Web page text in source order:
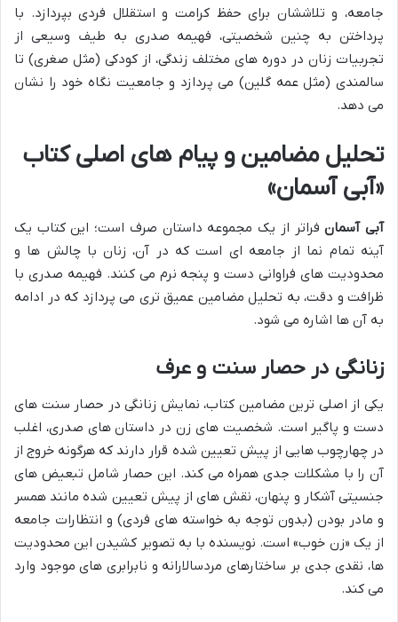
جامعه، و تلاششان برای حفظ کرامت و استقلال فردی بپردازد. با
پرداختن به چنین شخصیتی، فهیمه صدری به طیف وسیعی از
تجربیات زنان در دوره های مختلف زندگی، از کودکی (مثل صغری) تا
سالمندی (مثل عمه گلین) می پردازد و جامعیت نگاه خود را نشان
می دهد.
تحلیل مضامین و پیام های اصلی کتاب
«آبی آسمان»
آبی آسمانفراتر از یک مجموعه داستان صرف است؛ این کتاب یک
آینه تمام نما از جامعه ای است که در آن، زنان با چالش ها و
محدودیت های فراوانی دست و پنجه نرم می کنند. فهیمه صدری با
ظرافت و دقت، به تحلیل مضامین عمیق تری می پردازد که در ادامه
به آن ها اشاره می شود.
زنانگی در حصار سنت و عرف
یکی از اصلی ترین مضامین کتاب، نمایش زنانگی در حصار سنت های
دست و پاگیر است. شخصیت های زن در داستان های صدری، اغلب
در چهارچوب هایی از پیش تعیین شده قرار دارند که هرگونه خروج از
آن را با مشکلات جدی همراه می کند. این حصار شامل تبعیض های
جنسیتی آشکار و پنهان، نقش های از پیش تعیین شده مانند همسر
و مادر بودن (بدون توجه به خواسته های فردی) و انتظارات جامعه
از یک «زن خوب» است. نویسنده با به تصویر کشیدن این محدودیت
ها، نقدی جدی بر ساختارهای مردسالارانه و نابرابری های موجود وارد
می کند.